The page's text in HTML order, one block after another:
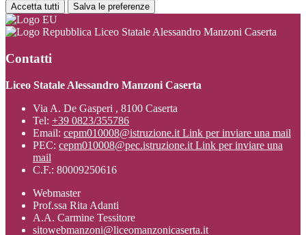
Accetta tutti Salva le preferenze
Liceo Statale Alessandro Manzoni Caserta
Contatti
Liceo Statale Alessandro Manzoni Caserta
Via A. De Gasperi , 8100 Caserta
Tel: +39 0823/355786
Email: cepm010008@istruzione.it Link per inviare una mail
PEC: cepm010008@pec.istruzione.it Link per inviare una
mail
C.F.: 80009250616
Webmaster
Prof.ssa Rita Adanti
A.A. Carmine Tessitore
sitowebmanzoni@liceomanzonicaserta.it